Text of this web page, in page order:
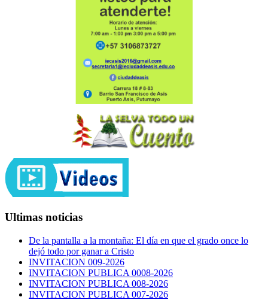
Ultimas noticias
De la pantalla a la montaña: El día en que el grado once lo
dejó todo por ganar a Cristo
INVITACION 009-2026
INVITACION PUBLICA 0008-2026
INVITACION PUBLICA 008-2026
INVITACION PUBLICA 007-2026